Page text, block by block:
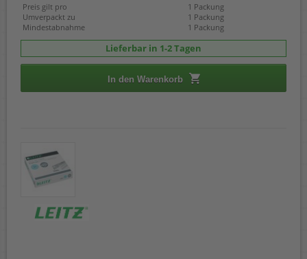
Preis gilt pro
1 Packung
Umverpackt zu
1 Packung
Mindestabnahme
1 Packung
Lieferbar in 1-2 Tagen
In den Warenkorb